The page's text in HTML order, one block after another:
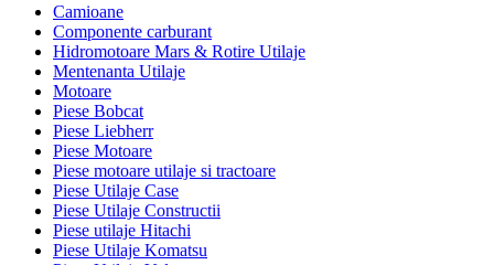
Camioane
Componente carburant
Hidromotoare Mars & Rotire Utilaje
Mentenanta Utilaje
Motoare
Piese Bobcat
Piese Liebherr
Piese Motoare
Piese motoare utilaje si tractoare
Piese Utilaje Case
Piese Utilaje Constructii
Piese utilaje Hitachi
Piese Utilaje Komatsu